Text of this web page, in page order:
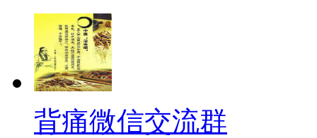
背痛微信交流群